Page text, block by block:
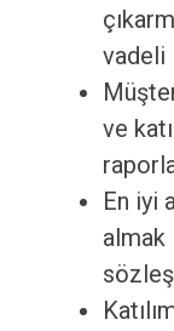
vadeli
ve
En iyi
almak